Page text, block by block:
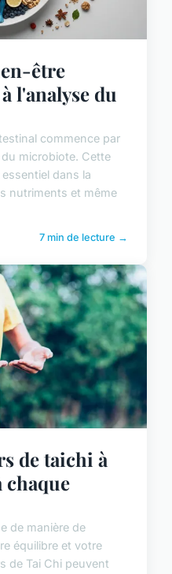
être
l'analyse du
commence par
microbiote. Cette
dans la
nutriments et même
7 min de lecture →
de taichi à
chaque
de manière de
équilibre et votre
de Tai Chi peuvent